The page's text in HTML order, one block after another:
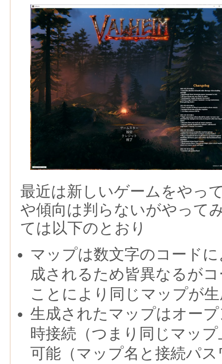
最近は新しいゲームをやっ
や傾向は判らないがやって
ては以下のとおり
マップは数文字のコード
成されるため皆異なるが
ことにより同じマップが
生成されたマップはオー
時接続（つまり同じマッ
可能（マップ名と接続パ